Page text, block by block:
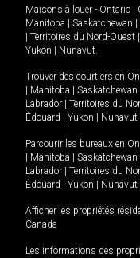
Maisons à louer - Ontario
Manitoba
Saskatchewan
Territoires du Nord-Ouest
Yukon
Nunavut.
Trouver des courtiers en
Manitoba Saskatchewan
Labrador
Territoires du
Édouard
Yukon Nunavut
Parcourir les bureaux en
Manitoba Saskatchewan
Labrador
Territoires du
Édouard
Yukon Nunavut
Afficher les propriétés
Canada
Les informations des